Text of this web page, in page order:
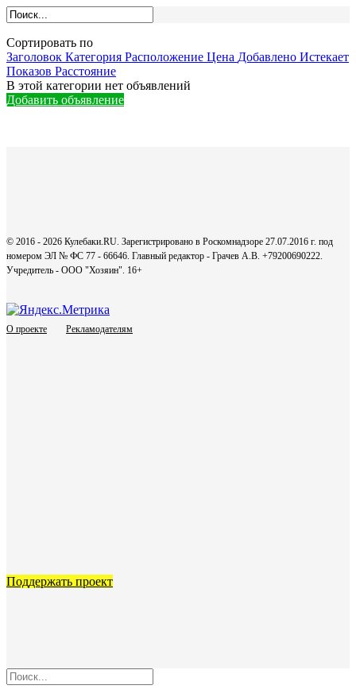
Сортировать по
Заголовок Категория Расположение Цена Добавлено Истекает
Показов Расстояние
В этой категории нет объявлений
Добавить объявление
© 2016 - 2026 Кулебаки.RU. Зарегистрировано в Роскомнадзоре 27.07.2016 г. под
номером ЭЛ № ФС 77 - 66646. Главный редактор - Грачев А.В. +79200690222.
Учредитель - ООО "Хозяин". 16+
О проекте Рекламодателям
Поддержать проект